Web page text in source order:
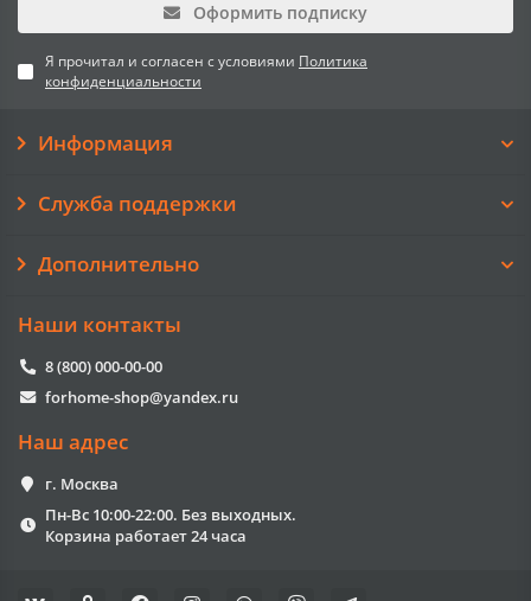
Оформить подписку
Я прочитал и согласен с условиями Политика
конфиденциальности
Информация
Служба поддержки
Дополнительно
Наши контакты
8 (800) 000-00-00
forhome-shop@yandex.ru
Наш адрес
г. Москва
Пн-Вс 10:00-22:00. Без выходных.
Корзина работает 24 часа